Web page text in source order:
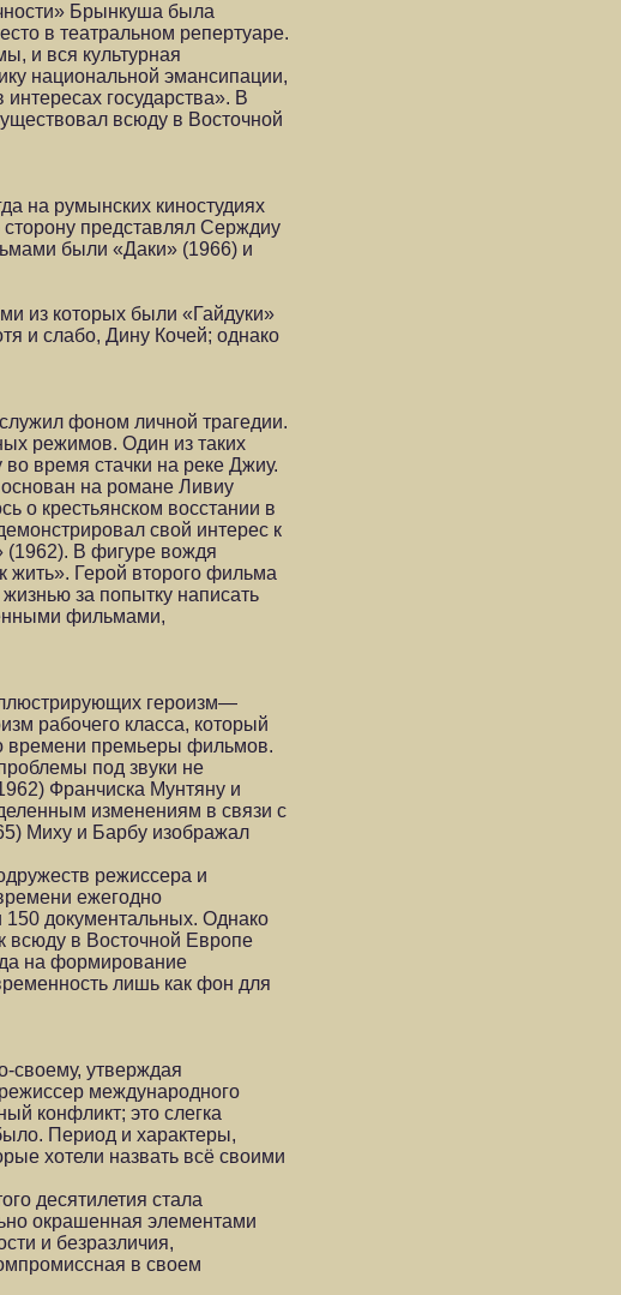
Брынкуша была
в театральном репертуаре.
и вся культурная
национальной эмансипации,
государства». В
всюду в Восточной
на румынских киностудиях
представлял Серждиу
были «Даки» (1966) и
из которых были «Гайдуки»
и слабо, Дину Кочей; однако
фоном личной трагедии.
режимов. Один из таких
время стачки на реке Джиу.
на романе Ливиу
о крестьянском восстании в
свой интерес к
(1962). В фигуре вождя
жить». Герой второго фильма
за попытку написать
фильмами,
героизм—
рабочего класса, который
времени премьеры фильмов.
под звуки не
Франчиска Мунтяну и
изменениям в связи с
Миху и Барбу изображал
режиссера и
ежегодно
документальных. Однако
всюду в Восточной Европе
на формирование
лишь как фон для
своему, утверждая
международного
конфликт; это слегка
Период и характеры,
хотели назвать всё своими
десятилетия стала
окрашенная элементами
и безразличия,
в своем